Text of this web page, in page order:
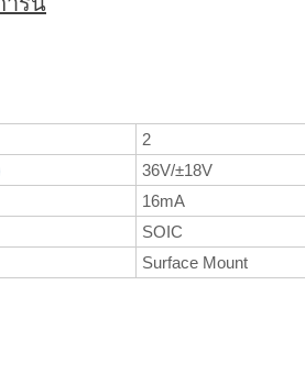
2
36V/±18V
16mA
SOIC
Surface Mount